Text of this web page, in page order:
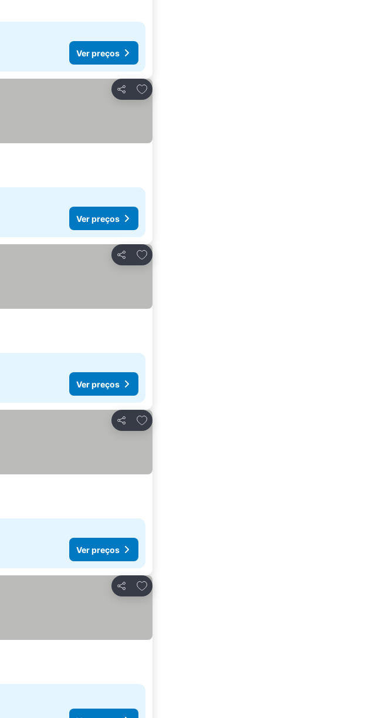
Ver preços
Partilhar
Adicionar aos favoritos
Ver preços
Partilhar
Adicionar aos favoritos
Ver preços
Partilhar
Adicionar aos favoritos
Ver preços
Partilhar
Adicionar aos favoritos